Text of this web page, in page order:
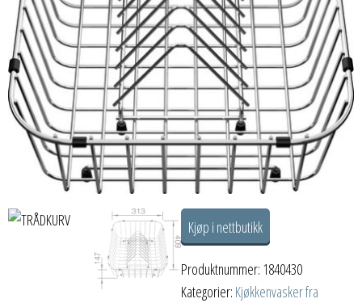
Kjøp i nettbutikk
Produktnummer: 1840430
Kategorier: Kjøkkenvasker fra